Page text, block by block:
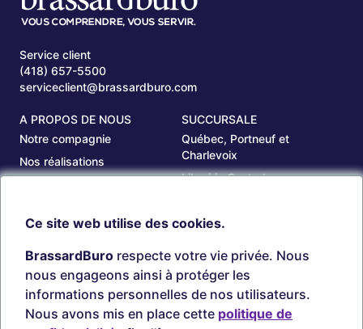
Service client
(418) 657-5500
serviceclient@brassardburo.com
A PROPOS DE NOUS
Notre compagnie
Nos réalisations
SUCCURSALE
Québec, Portneuf et
Charlevoix
Librairie Centrale
Sept-Îles
OUTILS
Chercher une cartouche
Timbres personnalisés
COMPTE
Connexion
Créer Compte
Ce site web utilise des cookies.
BrassardBuro respecte votre vie privée. Nous
nous engageons ainsi à protéger les
informations personnelles de nos utilisateurs.
Nous avons mis en place cette politique de